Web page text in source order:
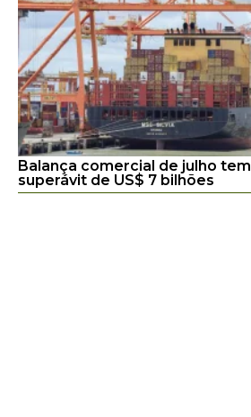
Balança comercial de julho tem
superávit de US$ 7 bilhões